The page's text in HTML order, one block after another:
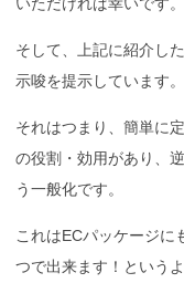
そして、上記に紹介し
示唆を提示しています。
それはつまり、簡単に
の役割・効用があり、
う一般化です。
これはECパッケージに
つで出来ます！という